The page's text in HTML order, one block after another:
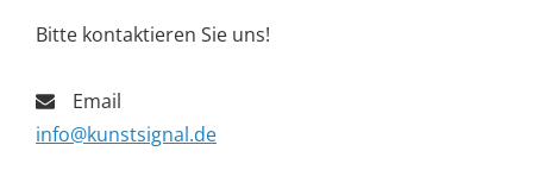
Bitte kontaktieren Sie uns!
Email
info@kunstsignal.de